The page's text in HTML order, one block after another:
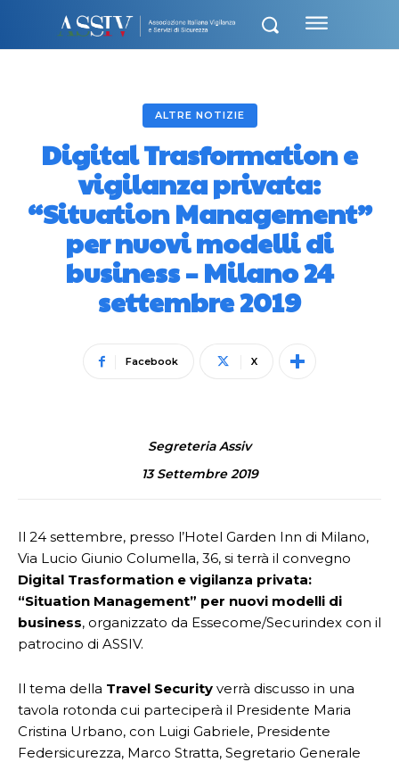
ALTRE NOTIZIE
Digital Trasformation e
vigilanza privata:
“Situation Management”
per nuovi modelli di
business – Milano 24
settembre 2019
Facebook X
Segreteria Assiv
13 Settembre 2019
Il 24 settembre, presso l’Hotel Garden Inn di Milano,
Via Lucio Giunio Columella, 36, si terrà il convegno
Digital Trasformation e vigilanza privata:
“Situation Management” per nuovi modelli di
business, organizzato da Essecome/Securindex con il
patrocino di ASSIV.
Il tema della Travel Security verrà discusso in una
tavola rotonda cui parteciperà il Presidente Maria
Cristina Urbano, con Luigi Gabriele, Presidente
Federsicurezza, Marco Stratta, Segretario Generale